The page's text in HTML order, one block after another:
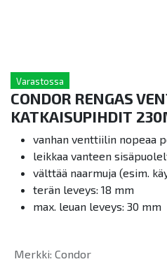
Varastossa
CONDOR RENGAS
KATKAISUPIHDIT
vanhan venttiilin nopeaa
leikkaa vanteen
välttää naarmuja (esim.
terän leveys: 18 mm
max. leuan leveys: 30 mm
Merkki: Condor